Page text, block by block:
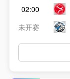
02:00
未开赛